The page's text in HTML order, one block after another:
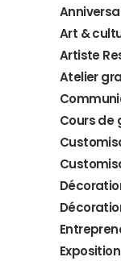
Art &
Artiste
Atelier
Cours de